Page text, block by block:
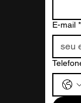
E-mail *